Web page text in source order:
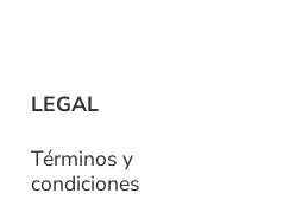
LEGAL
Términos y
condiciones